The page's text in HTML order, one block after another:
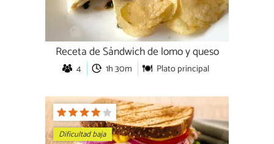
Receta de Sándwich de lomo y queso
4 1h 30m Plato principal
Dificultad baja